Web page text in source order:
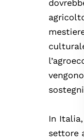
In
settore